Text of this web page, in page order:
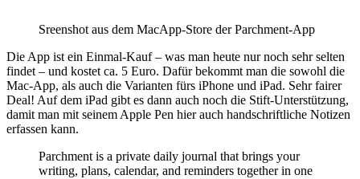
Sreenshot aus dem MacApp-Store der Parchment-App
Die App ist ein Einmal-Kauf – was man heute nur noch sehr selten
findet – und kostet ca. 5 Euro. Dafür bekommt man die sowohl die
Mac-App, als auch die Varianten fürs iPhone und iPad. Sehr fairer
Deal! Auf dem iPad gibt es dann auch noch die Stift-Unterstützung,
damit man mit seinem Apple Pen hier auch handschriftliche Notizen
erfassen kann.
Parchment is a private daily journal that brings your
writing, plans, calendar, and reminders together in one